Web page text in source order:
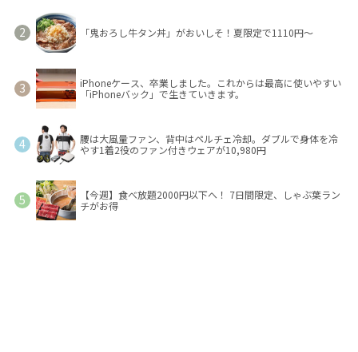
「鬼おろし牛タン丼」がおいしそ！夏限定で1110円～
iPhoneケース、卒業しました。これからは最高に使いやすい
「iPhoneバック」で生きていきます。
腰は大風量ファン、背中はペルチェ冷却。ダブルで身体を冷
やす1着2役のファン付きウェアが10,980円
【今週】食べ放題2000円以下へ！ 7日間限定、しゃぶ葉ラン
チがお得